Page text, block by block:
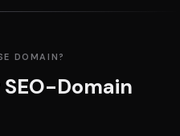
DOMAIN?
Domain